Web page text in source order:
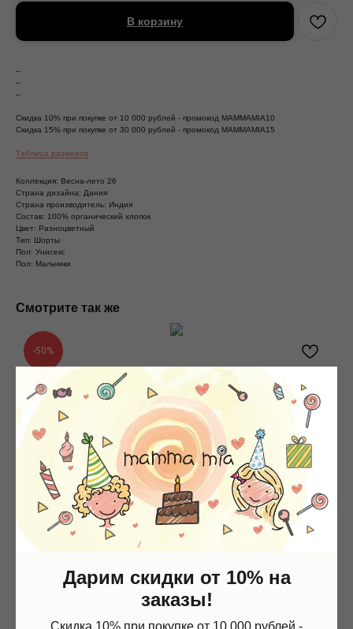
В корзину
–
–
–
Скидка 10% при покупке от 10 000 рублей - промокод MAMMAMIA10
Скидка 15% при покупке от 30 000 рублей - промокод MAMMAMIA15
Таблица размеров
Коллекция: Весна-лето 26
Страна дизайна: Дания
Страна производитель: Индия
Состав: 100% органический хлопок
Цвет: Разноцветный
Тип: Шорты
Пол: Унисекс
Пол: Мальчики
Смотрите так же
-50%
Дарим скидки от 10% на
заказы!